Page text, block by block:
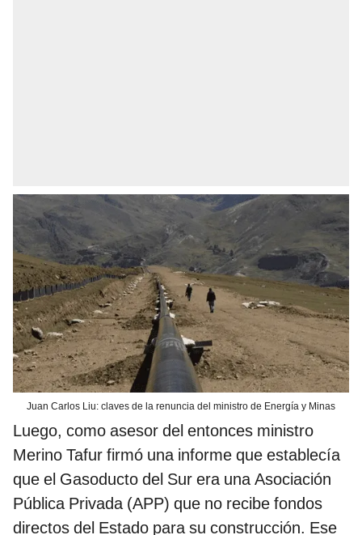
Juan Carlos Liu: claves de la renuncia del ministro de Energía y Minas
Luego, como asesor del entonces ministro
Merino Tafur firmó una informe que establecía
que el Gasoducto del Sur era una Asociación
Pública Privada (APP) que no recibe fondos
directos del Estado para su construcción. Ese